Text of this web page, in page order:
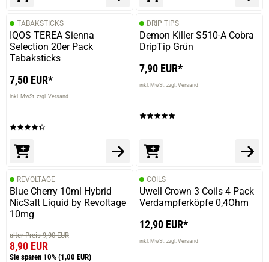
TABAKSTICKS
IQOS TEREA Sienna
Selection 20er Pack
Tabaksticks
7,50 EUR*
inkl. MwSt. zzgl. Versand
DRIP TIPS
Demon Killer S510-A Cobra
DripTip Grün
7,90 EUR*
inkl. MwSt. zzgl. Versand
REVOLTAGE
Blue Cherry 10ml Hybrid
NicSalt Liquid by Revoltage
10mg
alter Preis 9,90 EUR
8,90 EUR
Sie sparen 10% (1,00 EUR)
COILS
Uwell Crown 3 Coils 4 Pack
Verdampferköpfe 0,4Ohm
12,90 EUR*
inkl. MwSt. zzgl. Versand